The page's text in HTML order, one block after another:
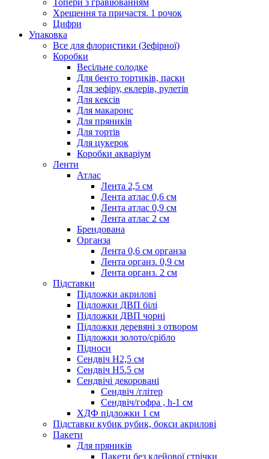
Топери з гравіюванням
Хрещення та причастя. 1 рочок
Цифри
Упаковка
Все для флористики (Зефірної)
Коробки
Весільне солодке
Для бенто тортиків, паски
Для зефіру, еклерів, рулетів
Для кексів
Для макаронс
Для пряників
Для тортів
Для цукерок
Коробки акваріум
Ленти
Атлас
Лента 2,5 см
Лента атлас 0,6 см
Лента атлас 0,9 см
Лента атлас 2 см
Брендована
Органза
Лента 0,6 см органза
Лента органз. 0,9 см
Лента органз. 2 см
Підставки
Підложки акрилові
Підложки ДВП білі
Підложки ДВП чорні
Підложки деревяні з отвором
Підложки золото/срібло
Підноси
Сендвіч H2,5 см
Сендвіч H5.5 см
Сендвічі декоровані
Сендвіч /глітер
Сендвіч/гофра , h-1 см
ХДФ підложки 1 см
Підставки кубик рубик, бокси акрилові
Пакети
Для пряників
Пакети без клейової стрічки